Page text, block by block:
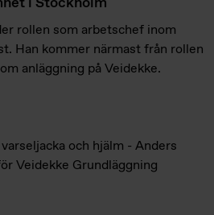
rollen som arbetschef inom
Han kommer närmast från rollen
anläggning på Veidekke.